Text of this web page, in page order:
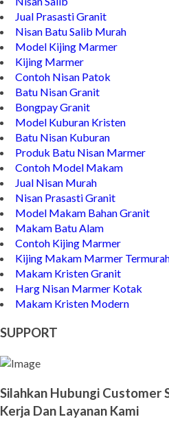
Jual Prasasti Marmer
Nisan Salib
Jual Prasasti Granit
Nisan Batu Salib Murah
Model Kijing Marmer
Kijing Marmer
Contoh Nisan Patok
Batu Nisan Granit
Bongpay Granit
Model Kuburan Kristen
Batu Nisan Kuburan
Produk Batu Nisan Marmer
Contoh Model Makam
Jual Nisan Murah
Nisan Prasasti Granit
Model Makam Bahan Granit
Makam Batu Alam
Contoh Kijing Marmer
Kijing Makam Marmer Termurah
Makam Kristen Granit
Harg Nisan Marmer Kotak
Makam Kristen Modern
SUPPORT
Silahkan Hubungi Customer